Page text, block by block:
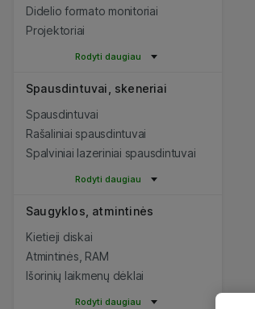
Didelio formato monitoriai
Projektoriai
Rodyti daugiau
Spausdintuvai, skeneriai
Spausdintuvai
Rašaliniai spausdintuvai
Spalviniai lazeriniai spausdintuvai
Rodyti daugiau
Saugyklos, atmintinės
Kietieji diskai
Atmintinės, RAM
Išorinių laikmenų dėklai
Rodyti daugiau